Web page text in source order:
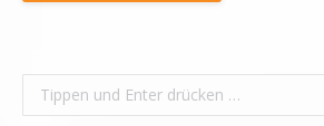
Search: